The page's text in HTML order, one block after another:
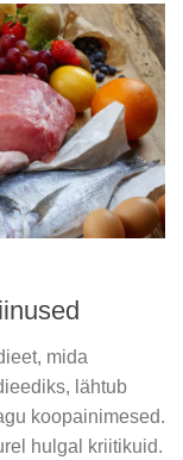
mida
lähtub
koopainimesed.
hulgal kriitikuid.